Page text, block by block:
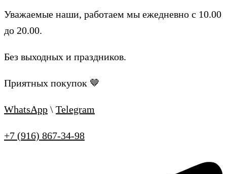
Уважаемые наши, работаем мы ежедневно с 10.00
до 20.00.
Без выходных и праздников.
Приятных покупок 🤎
WhatsApp \ Telegram
+7 (916) 867-34-98